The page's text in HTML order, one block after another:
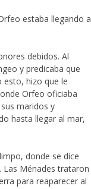
estaba llegando a
debidos. Al
y predicaba que
esto, hizo que le
Orfeo oficiaba
maridos y
hasta llegar al mar,
donde se dice
Ménades trataron
para reaparecer al